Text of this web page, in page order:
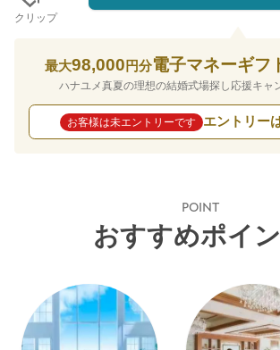
クリップ
最大98,000 円分電子マネーギフ
ハナユメ真夏の理想の結婚式場探し応援キャ
お客様は未エントリーです エントリー
POINT
おすすめポイ